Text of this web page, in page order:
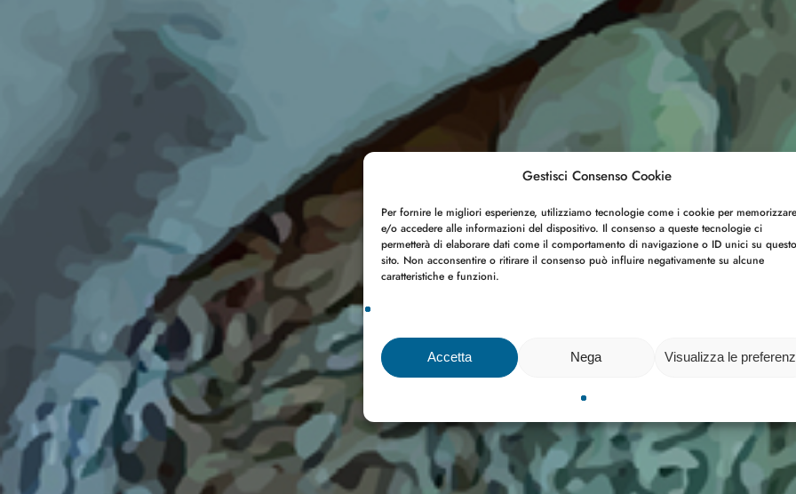
Gestisci Consenso Cookie
Per fornire le migliori esperienze, utilizziamo tecnologie come i cookie per memorizzare
e/o accedere alle informazioni del dispositivo. Il consenso a queste tecnologie ci
permetterà di elaborare dati come il comportamento di navigazione o ID unici su questo
sito. Non acconsentire o ritirare il consenso può influire negativamente su alcune
caratteristiche e funzioni.
Accetta Nega Visualizza le